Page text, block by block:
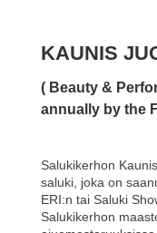
KAUNIS
( Beauty &
annually by the
Salukikerhon
saluki, joka on
ERI:n tai Saluki
Salukikerhon